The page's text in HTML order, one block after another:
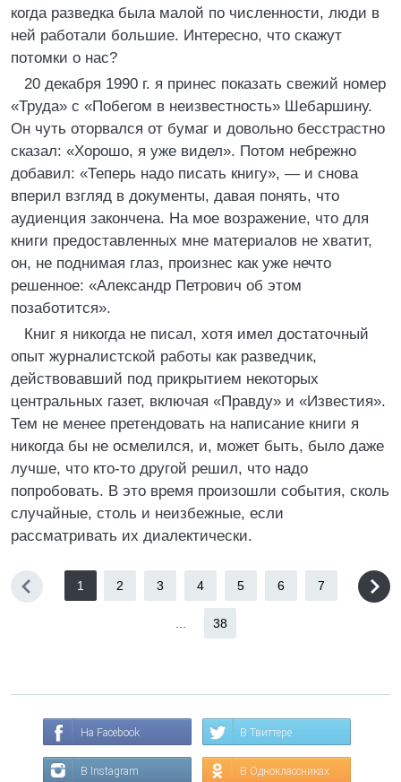
когда разведка была малой по численности, люди в
ней работали большие. Интересно, что скажут
потомки о нас?
20 декабря 1990 г. я принес показать свежий номер
«Труда» с «Побегом в неизвестность» Шебаршину.
Он чуть оторвался от бумаг и довольно бесстрастно
сказал: «Хорошо, я уже видел». Потом небрежно
добавил: «Теперь надо писать книгу», — и снова
вперил взгляд в документы, давая понять, что
аудиенция закончена. На мое возражение, что для
книги предоставленных мне материалов не хватит,
он, не поднимая глаз, произнес как уже нечто
решенное: «Александр Петрович об этом
позаботится».
Книг я никогда не писал, хотя имел достаточный
опыт журналистской работы как разведчик,
действовавший под прикрытием некоторых
центральных газет, включая «Правду» и «Известия».
Тем не менее претендовать на написание книги я
никогда бы не осмелился, и, может быть, было даже
лучше, что кто-то другой решил, что надо
попробовать. В это время произошли события, сколь
случайные, столь и неизбежные, если
рассматривать их диалектически.
1 2 3 4 5 6 7
38
На Facebook В Твиттере
В Instagram В Одноклассниках